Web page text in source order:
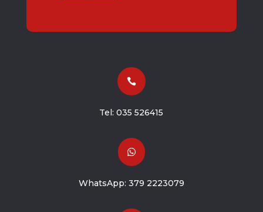

Tel:035 526415

WhatsApp: 379 2223079